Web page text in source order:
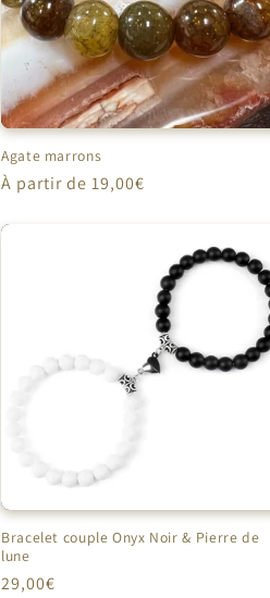
Agate marrons
Prix
À partir de 19,00€
Bracelet couple Onyx Noir & Pierre de
lune
Prix
29,00€